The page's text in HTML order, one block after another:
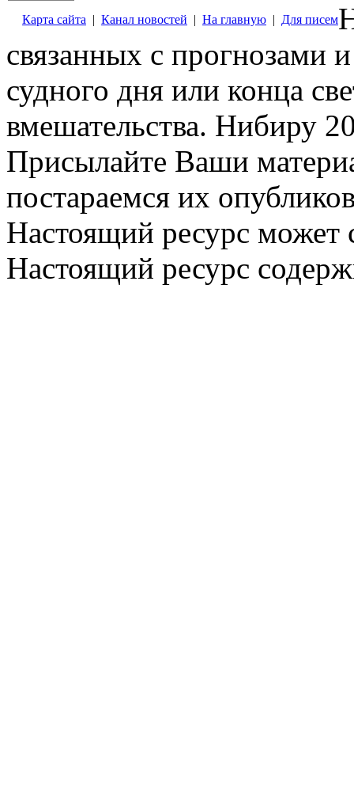
Карта сайта | Канал новостей | На главную | Для писем
связанных с прогнозами
судного дня или конца
вмешательства. Нибиру
Присылайте Ваши
постараемся их
Настоящий ресурс может
Настоящий ресурс